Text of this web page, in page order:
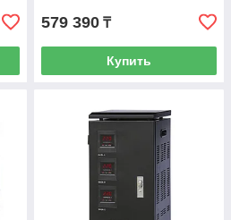
579 390 ₸
Купить